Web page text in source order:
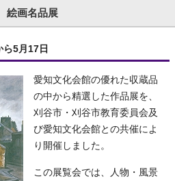
画名品展
5月17日
愛知文化会館の優れた収蔵品
の中から精選した作品展を、
刈谷市・刈谷市教育委員会及
び愛知文化会館との共催によ
り開催しました。
この展覧会では、人物・風景